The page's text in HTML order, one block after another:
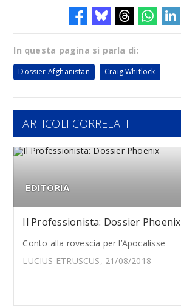
In questa pagina si parla di:
Dossier Afghanistan Craig Whitlock
ARTICOLI CORRELATI
EDITORIA
Il Professionista: Dossier Phoenix
Conto alla rovescia per l’Apocalisse
LUCIUS ETRUSCUS, 21/08/2018